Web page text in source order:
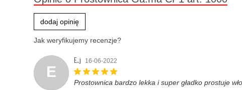
dodaj opinię
Jak weryfikujemy recenzje?
E
E..j 16-06-2022
Prostownica bardzo lekka i super gładko prostuje